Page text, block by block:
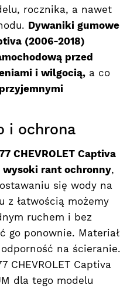
rocznika, a nawet
Dywaniki gumowe
(2006-2018)
przed
i wilgocią, a co
i ochrona
CHEVROLET Captiva
wysoki rant ochronny,
się wody na
z łatwością możemy
ruchem i bez
go ponownie. Materiał
na ścieranie.
CHEVROLET Captiva
dla tego modelu